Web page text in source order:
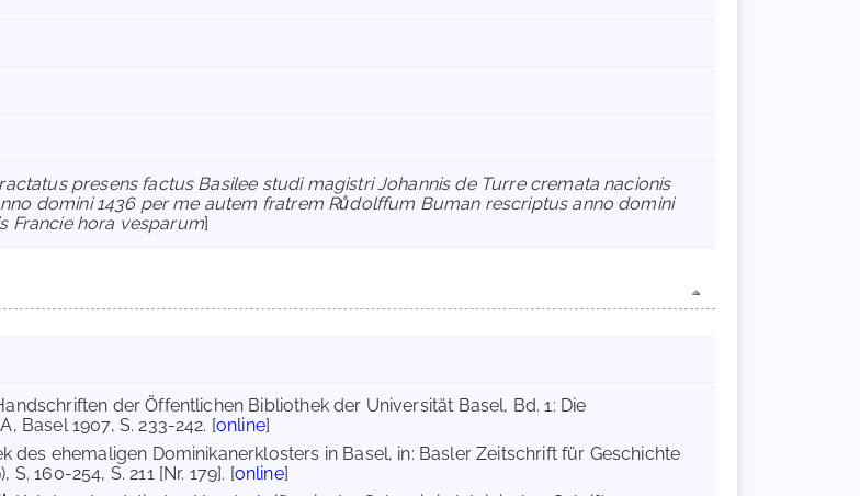
presens factus Basilee studi magistri Johannis de Turre cremata nacionis
domini 1436 per me autem fratrem Růdolffum Buman rescriptus anno domini
Francie hora vesparum]
der Öffentlichen Bibliothek der Universität Basel, Bd. 1: Die
Basel 1907, S. 233-242. [online]
des ehemaligen Dominikanerklosters in Basel, in: Basler Zeitschrift für Geschichte
160-254, S. 211 [Nr. 179]. [online]